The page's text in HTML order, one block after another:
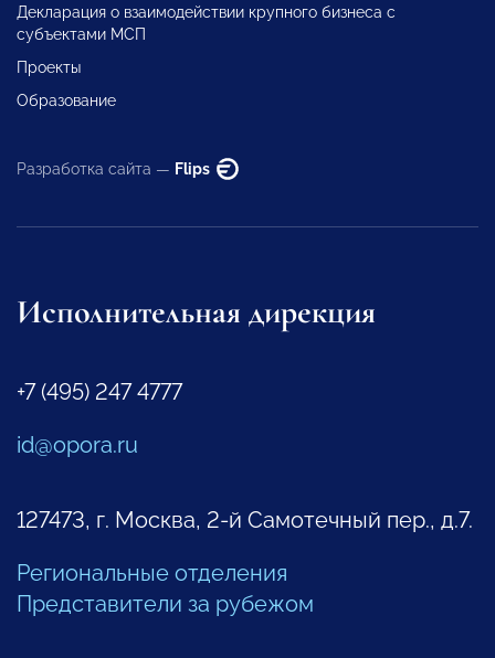
Декларация о взаимодействии крупного бизнеса с
субъектами МСП
Проекты
Образование
Разработка сайта — Flips
Исполнительная дирекция
+7 (495) 247 4777
id@opora.ru
127473, г. Москва, 2-й Самотечный пер., д.7.
Региональные отделения
Представители за рубежом